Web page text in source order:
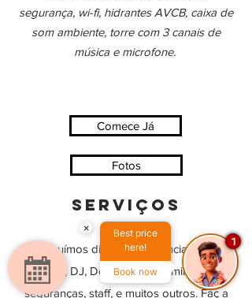
segurança, wi-fi, hidrantes AVCB, caixa de
som ambiente, torre com 3 canais de
música e microfone.
Comece Já
Fotos
serviços
Possuímos diversas referencia como
Buffet, DJ, Decoração e Iluminação,
seguranças, staff, e muitos outros. Faç a
×
Best price
here!
Book now
1